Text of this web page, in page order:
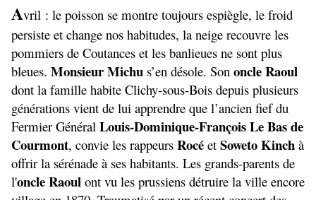
Avril : le poisson se montre toujours espiègle, le froid
persiste et change nos habitudes, la neige recouvre les
pommiers de Coutances et les banlieues ne sont plus
bleues. Monsieur Michu s’en désole. Son oncleRaoul
dont la famille habite Clichy-sous-Bois depuis plusieurs
générations vient de lui apprendre que l’ancien fief du
Fermier Général Louis-Dominique-François Le Bas de
Courmont, convie les rappeurs Rocé et Soweto Kinch à
offrir la sérénade à ses habitants. Les grands-parents de
l'oncle Raoul ont vu les prussiens détruire la ville encore